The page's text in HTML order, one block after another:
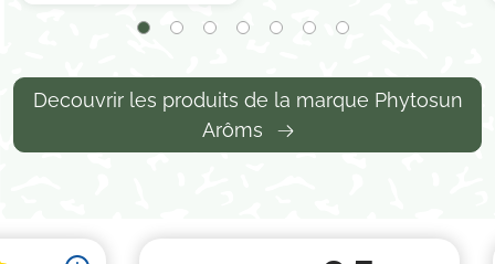
Decouvrir les produits de la marque Phytosun
Arôms